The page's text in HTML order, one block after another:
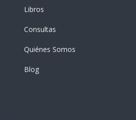
Libros
Consultas
Quiénes Somos
Blog